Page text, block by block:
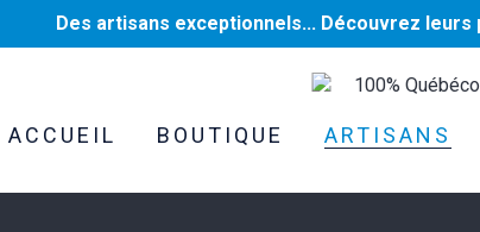
Des artisans exceptionnels... Découvrez leurs
100%
ACCUEIL BOUTIQUE ARTISANS